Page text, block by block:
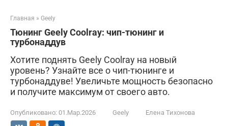
Главная » Geely
Тюнинг Geely Coolray: чип-тюнинг и
турбонаддув
Хотите поднять Geely Coolray на новый
уровень? Узнайте все о чип-тюнинге и
турбонаддуве! Увеличьте мощность безопасно
и получите максимум от своего авто.
Опубликовано: 01.Мар.2026 Geely Елена Тихонова